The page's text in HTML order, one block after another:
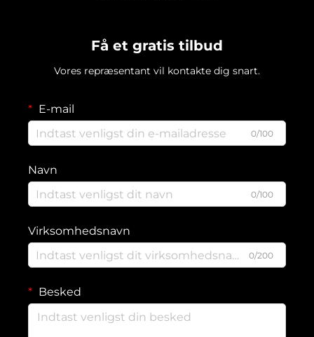
Få et gratis tilbud
Vores repræsentant vil kontakte dig snart.
E-mail
0/100
Navn
0/100
Virksomhedsnavn
0/200
Besked